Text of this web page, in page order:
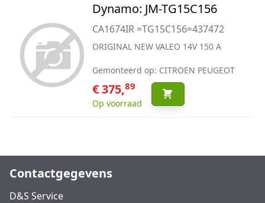
Dynamo: JM-TG15C156
CA1674IR =TG15C156=437472
ORIGINAL NEW VALEO 14V 150 A
Gemonteerd op: CITROEN PEUGEOT
€ 375,89
Op voorraad
Contactgegevens
D&S Service